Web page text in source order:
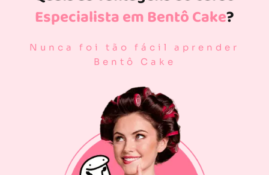
Especialista em Bentô Cake?
Nunca foi tão fácil aprender
Bentô Cake